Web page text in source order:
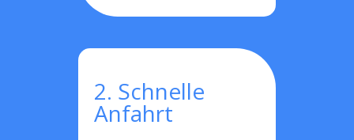
2. Schnelle
Anfahrt